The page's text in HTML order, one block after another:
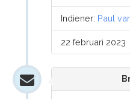
Indiener: Paul
22 februari 2023